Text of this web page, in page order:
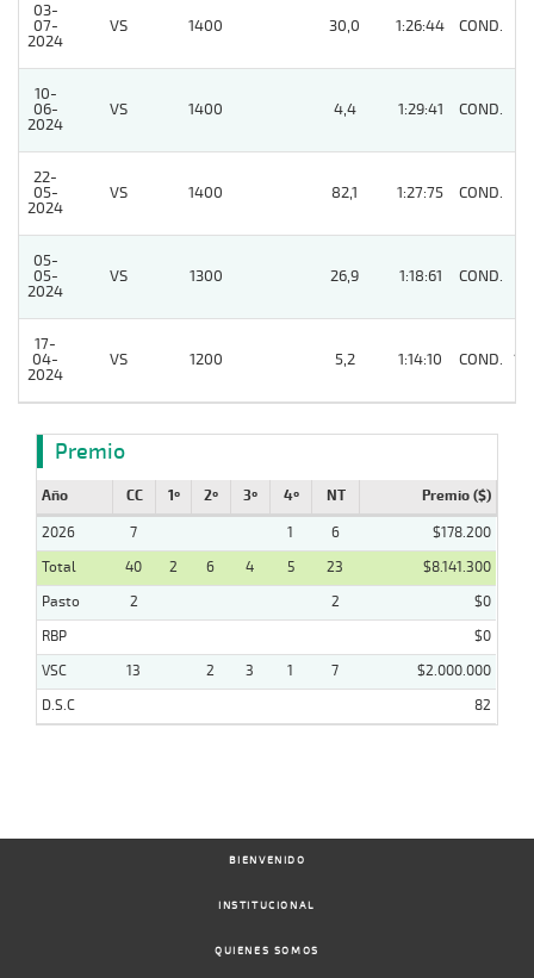
03-
07-
2024
VS 1400 30,0 1:26:44 COND.
10-
06-
2024
VS 1400 4,4 1:29:41 COND.
22-
05-
2024
VS 1400 82,1 1:27:75 COND.
05-
05-
2024
VS 1300 26,9 1:18:61 COND.
17-
04-
2024
VS 1200 5,2 1:14:10 COND. 12
Premio
Año CC 1º 2º 3º 4º NT Premio ($)
2026 7 1 6
$178.200
Total
40 2 6 4 5 23
$8.141.300
Pasto
2 2
$0
RBP
$0
VSC
13 2 3 1 7
$2.000.000
D.S.C
82
BIENVENIDO
INSTITUCIONAL
QUIENES SOMOS